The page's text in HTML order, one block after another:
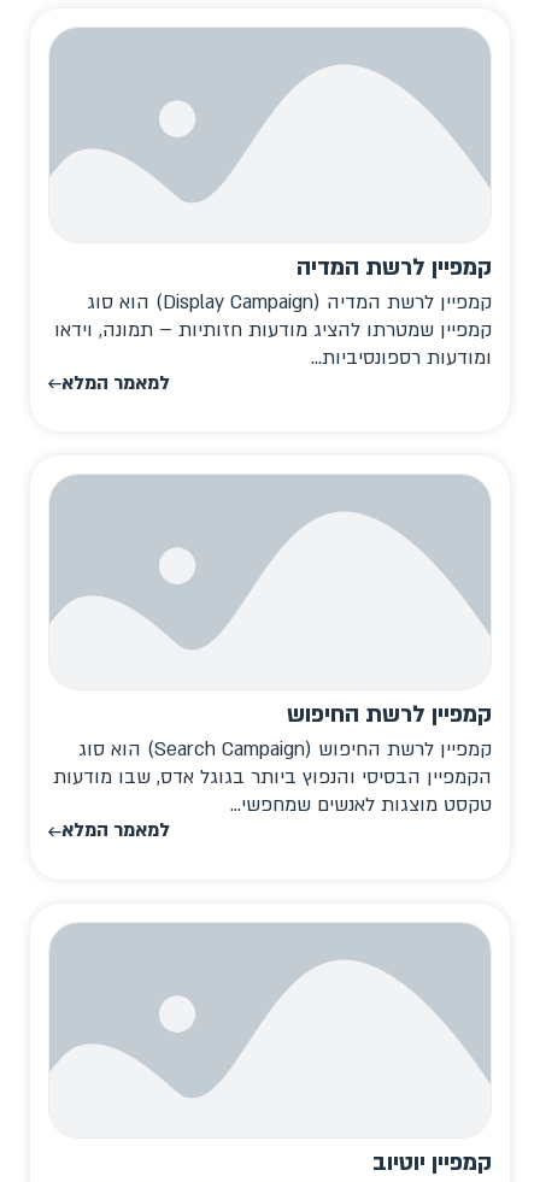
קמפיין לרשת המדיה
קמפיין לרשת המדיה (Display Campaign) הוא סוג
קמפיין שמטרתו להציג מודעות חזותיות – תמונה, וידאו
ומודעות רספונסיביות...
למאמר המלא
קמפיין לרשת החיפוש
קמפיין לרשת החיפוש (Search Campaign) הוא סוג
הקמפיין הבסיסי והנפוץ ביותר בגוגל אדס, שבו מודעות
טקסט מוצגות לאנשים שמחפשי...
למאמר המלא
קמפיין יוטיוב